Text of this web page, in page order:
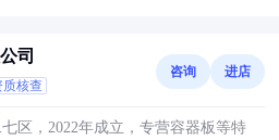
司
核查
咨询 进店
区，2022年成立，专营容器板等特